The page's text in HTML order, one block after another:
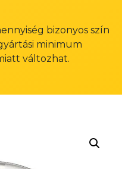
bizonyos szín
minimum
változhat.